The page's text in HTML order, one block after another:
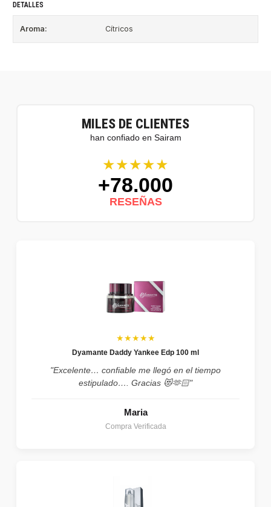
DETALLES
Aroma: Cítricos
MILES DE CLIENTES
han confiado en Sairam
★★★★★
+78.000
RESEÑAS
★★★★★
Dyamante Daddy Yankee Edp 100 ml
"Excelente… confiable me llegó en el tiempo
estipulado…. Gracias 😻🫶🏻"
Maria
Compra Verificada